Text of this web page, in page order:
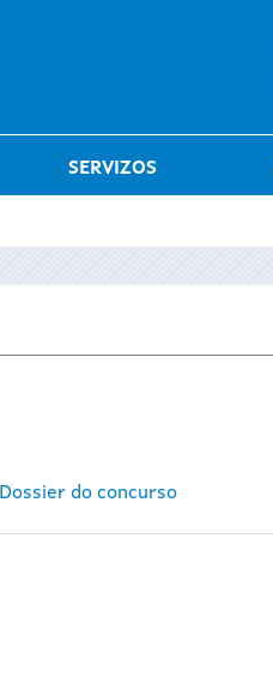
SERVIZOS
Dossier do concurso